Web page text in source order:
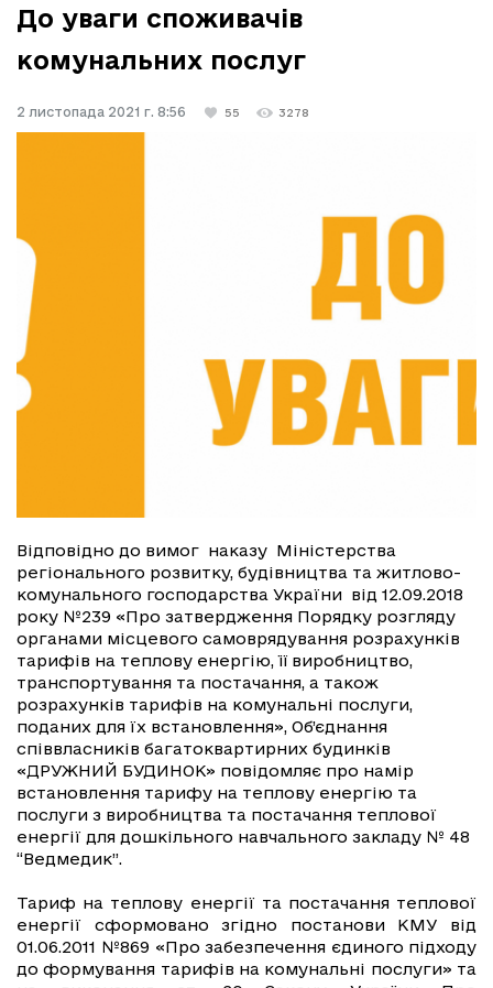
До уваги споживачів
комунальних послуг
2 листопада 2021 г. 8:56 55 3278
Відповідно до вимог наказу Міністерства
регіонального розвитку, будівництва та житлово-
комунального господарства України від 12.09.2018
року №239 «Про затвердження Порядку розгляду
органами місцевого самоврядування розрахунків
тарифів на теплову енергію, її виробництво,
транспортування та постачання, а також
розрахунків тарифів на комунальні послуги,
поданих для їх встановлення», Об’єднання
співвласників багатоквартирних будинків
«ДРУЖНИЙ БУДИНОК» повідомляє про намір
встановлення тарифу на теплову енергію та
послуги з виробництва та постачання теплової
енергії для дошкільного навчального закладу № 48
“Ведмедик”.
Тариф на теплову енергії та постачання теплової
енергії сформовано згідно постанови КМУ від
01.06.2011 №869 «Про забезпечення єдиного підходу
до формування тарифів на комунальні послуги» та